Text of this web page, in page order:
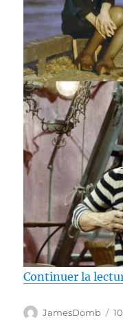
Continuer la
Auteur
JamesDomb